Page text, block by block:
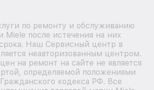
по ремонту и обслуживанию
Miele после истечения на них
Наш Сервисный центр в
неавторизованным центром.
на ремонт на сайте не является
определяемой положениями
кодекса РФ. Все